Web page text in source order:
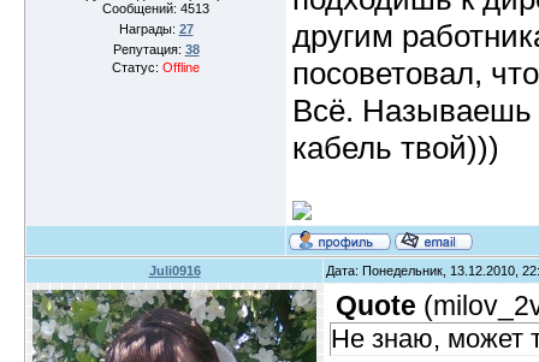
Сообщений: 4513
Награды: 27
Репутация: 38
Статус: Offline
другим
посоветовал,
Всё. Называешь
кабель твой)))
Juli0916 Дата: Понедельник, 13.12.2010,
Quote (
Не знаю, может